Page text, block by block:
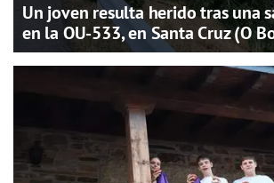
Un joven resulta herido tras una
en la OU-533, en Santa Cruz (O